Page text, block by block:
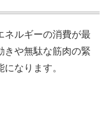
ネルギーの消費が最
きや無駄な筋肉の緊
なります。